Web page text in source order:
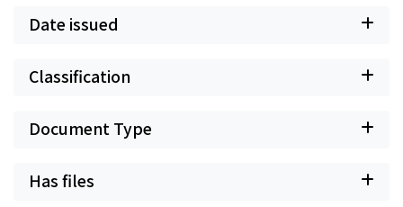
Date issued
Classification
Document Type
Has files